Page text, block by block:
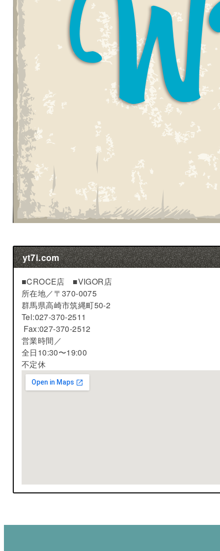
yt7i.com
■CROCE店 ■VIGOR店
所在地／〒370-0075
群馬県高崎市筑縄町50-2
Tel:027-370-2511
Fax:027-370-2512
営業時間／
全日10:30〜19:00
不定休